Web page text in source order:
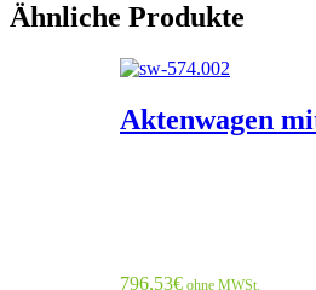
Ähnliche Produkte
Aktenwagen
796,53€ ohne MWSt.